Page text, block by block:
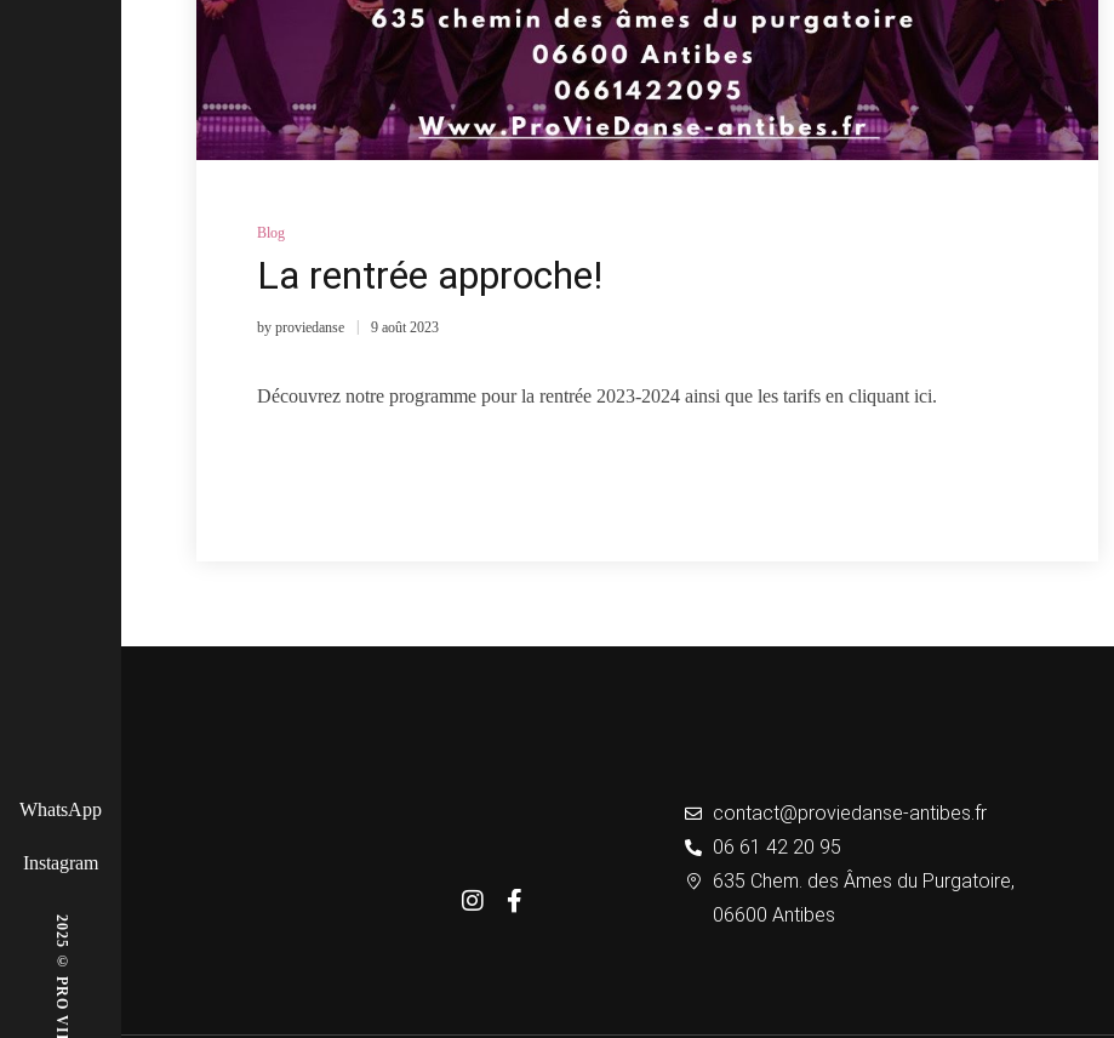
WhatsApp
Instagram
Blog
La rentrée approche!
byproviedanse 9 août 2023
Découvrez notre programme pour la rentrée 2023-2024 ainsi que les tarifsen cliquant ici.
contact@proviedanse-antibes.fr
06 61 42 20 95
635 Chem. des Âmes du Purgatoire,
06600 Antibes